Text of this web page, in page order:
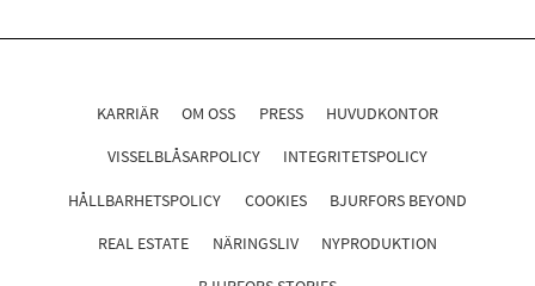
KARRIÄR OM OSS PRESS HUVUDKONTOR
VISSELBLÅSARPOLICY INTEGRITETSPOLICY
HÅLLBARHETSPOLICY COOKIES BJURFORS BEYOND
REAL ESTATE NÄRINGSLIV NYPRODUKTION